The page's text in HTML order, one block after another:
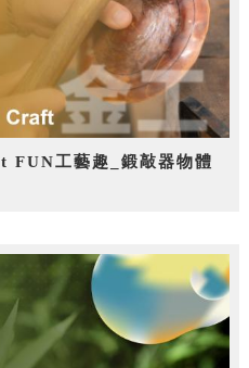
FUN工藝趣_鍛敲器物體